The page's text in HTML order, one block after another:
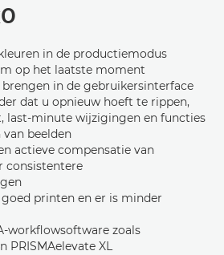
in de productiemodus
op het laatste moment
in de gebruikersinterface
dat u opnieuw hoeft te rippen,
last-minute wijzigingen en functies
beelden
actieve compensatie van
consistentere
printen en er is minder
workflowsoftware zoals
PRISMAelevate XL